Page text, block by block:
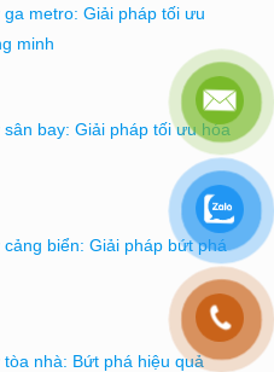
metro: Giải pháp tối ưu
minh
bay: Giải pháp tối ưu hóa
biển: Giải pháp bứt phá
nhà: Bứt phá hiệu quả